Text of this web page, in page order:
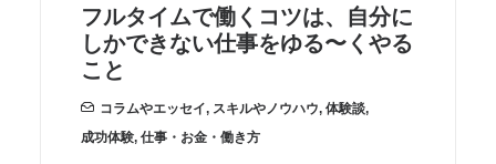
フルタイムで働くコツは、自分に
しかできない仕事をゆる〜くやる
こと
コラムやエッセイ, スキルやノウハウ, 体験談,
成功体験, 仕事・お金・働き方